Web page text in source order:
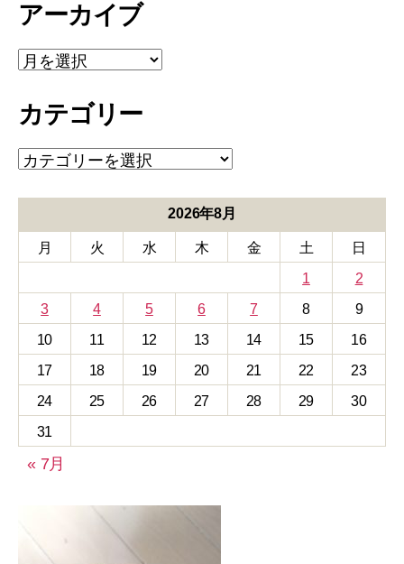
アーカイブ
ア
ー
イ
カテゴリー
カ
テ
ー
2026年8月
月 火 水 木 金 土
日
1
2
3
4 5 6 7 8
9
10
11 12 13 14 15
16
17
18 19 20 21 22
23
24
25 26 27 28 29
30
31
« 7月